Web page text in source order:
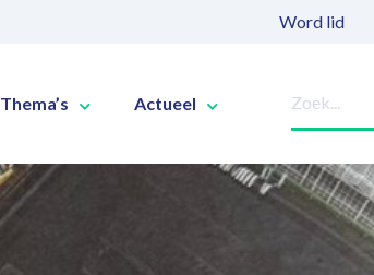
Word lid
Thema’s Actueel